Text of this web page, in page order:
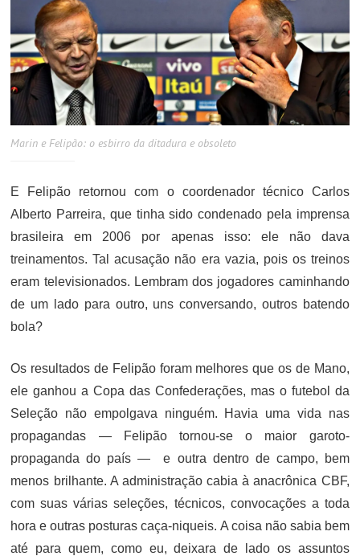
Marin e Felipão: o esbirro da ditadura e obsoleto
E Felipão retornou com o coordenador técnico Carlos
Alberto Parreira, que tinha sido condenado pela imprensa
brasileira em 2006 por apenas isso: ele não dava
treinamentos. Tal acusação não era vazia, pois os treinos
eram televisionados. Lembram dos jogadores caminhando
de um lado para outro, uns conversando, outros batendo
bola?
Os resultados de Felipão foram melhores que os de Mano,
ele ganhou a Copa das Confederações, mas o futebol da
Seleção não empolgava ninguém. Havia uma vida nas
propagandas — Felipão tornou-se o maior garoto-
propaganda do país — e outra dentro de campo, bem
menos brilhante. A administração cabia à anacrônica CBF,
com suas várias seleções, técnicos, convocações a toda
hora e outras posturas caça-niqueis. A coisa não sabia bem
até para quem, como eu, deixara de lado os assuntos